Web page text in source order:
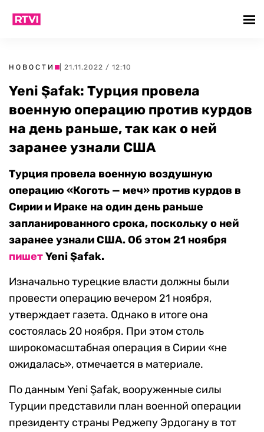
НОВОСТИ | 21.11.2022 / 12:10
Yeni Şafak: Турция провела
военную операцию против курдов
на день раньше, так как о ней
заранее узнали США
Турция провела военную воздушную
операцию «Коготь — меч» против курдов в
Сирии и Ираке на один день раньше
запланированного срока, поскольку о ней
заранее узнали США. Об этом 21 ноября
пишетYeni Şafak.
Изначально турецкие власти должны были
провести операцию вечером 21 ноября,
утверждает газета. Однако в итоге она
состоялась 20 ноября. При этом столь
широкомасштабная операция в Сирии «не
ожидалась», отмечается в материале.
По данным Yeni Şafak, вооруженные силы
Турции представили план военной операции
президенту страны Реджепу Эрдогану в тот